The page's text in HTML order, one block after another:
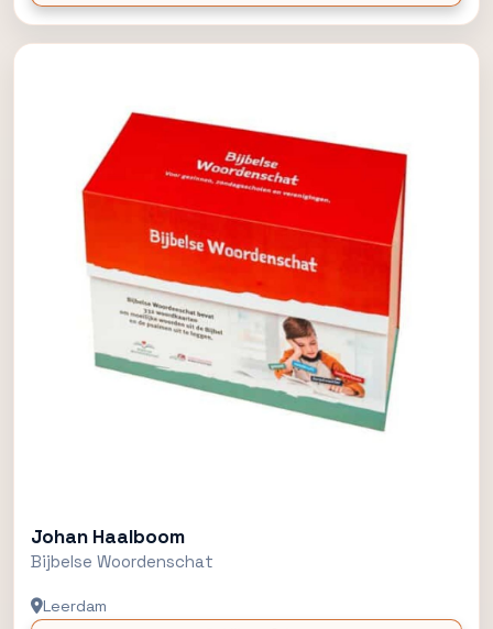
Johan Haalboom
Bijbelse Woordenschat
Leerdam